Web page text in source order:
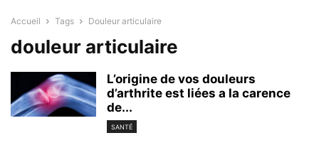
Accueil Tags Douleur articulaire
douleur articulaire
L’origine de vos douleurs
d’arthrite est liées a la carence
de...
SANTÉ